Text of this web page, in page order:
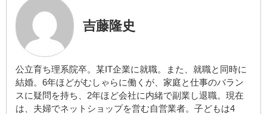
吉藤隆史
公立育ち理系院卒。某IT企業に就職。また、就職と同時に
結婚。6年ほどがむしゃらに働くが、家庭と仕事のバラン
スに疑問を持ち、2年ほど会社に内緒で副業し退職。現在
は、夫婦でネットショップを営む自営業者。子どもは4